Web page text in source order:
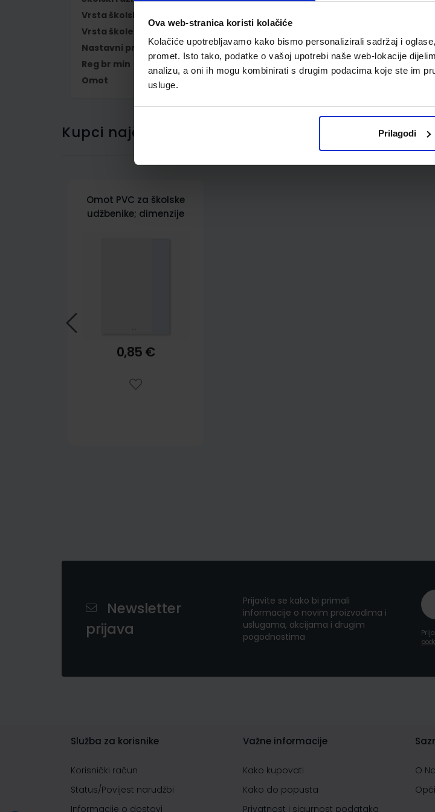
Ova web-stranica koristi kolačiće
Kolačiće upotrebljavamo kako bismo personalizirali sadržaj i
promet. Isto tako, podatke o vašoj upotrebi naše web-lokacije
analizu, a oni ih mogu kombinirati s drugim podacima koje ste im
usluge.
Prilagodi
Vrsta školske knjige
Vrsta škole
Nastavni predmet
INFORMATIKA
Reg br min
6063
Omot
Kupci najčešće biraju..
Omot PVC za školske
udžbenike; dimenzije
0,85 €
Newsletter
prijava
Prijavite se kako bi primali
informacije o novim proizvodima i
uslugama, akcijama i drugim
pogodnostima
Služba za korisnike
Korisnički račun
Status/Povijest narudžbi
Informacije o dostavi
Važne informacije
Kako kupovati
Kako do popusta
Privatnost i sigurnost podataka
O